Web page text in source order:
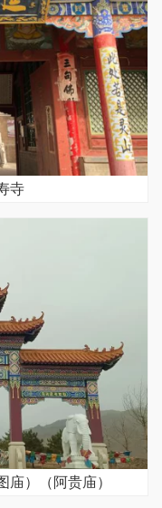
寺
）（阿贵庙）